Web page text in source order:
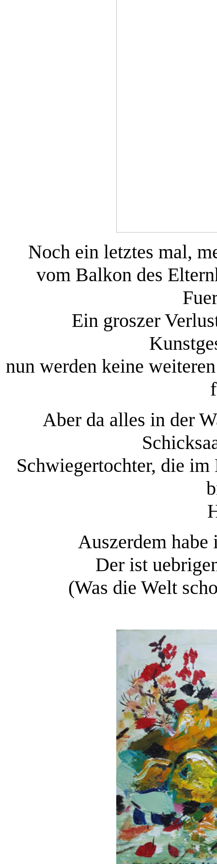
Noch ein letztes mal,
vom Balkon des
Ein groszer
nun werden keine
Aber da alles in der
Schwiegertochter, die
Auszerdem
Der ist
(Was die Welt